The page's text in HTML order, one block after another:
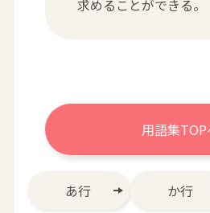
求めることができる。
用語集TOP
あ行 か行